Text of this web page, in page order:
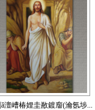
澶嶆椿娌圭敾鍍廇(瀹氬埗...